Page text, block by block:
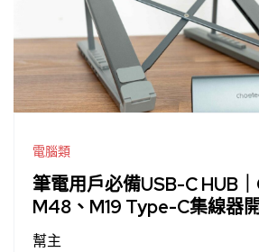
電腦類
筆電用戶必備USB-C HUB
M48、M19 Type-C集線器
幫主